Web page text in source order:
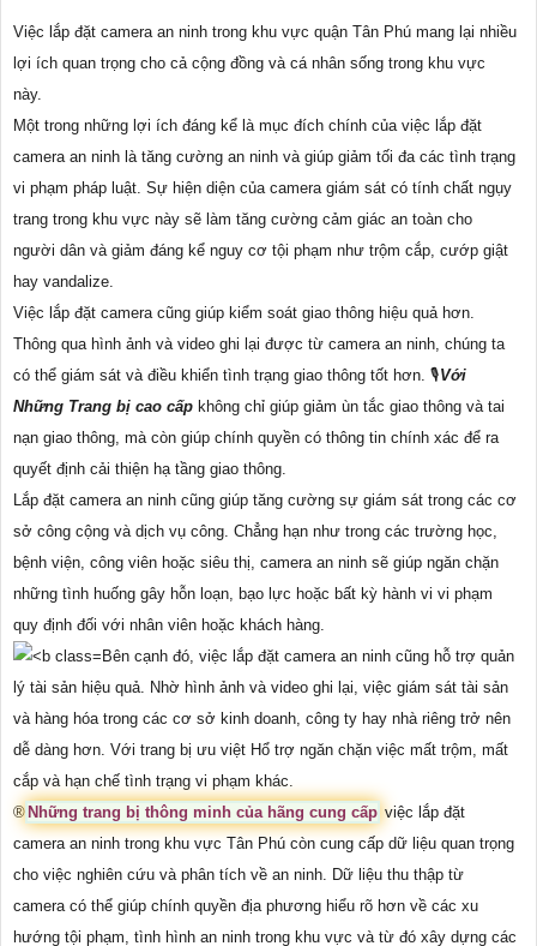
Việc lắp đặt camera an ninh trong khu vực quận Tân Phú mang lại nhiều
lợi ích quan trọng cho cả cộng đồng và cá nhân sống trong khu vực
này.
Một trong những lợi ích đáng kể là mục đích chính của việc lắp đặt
camera an ninh là tăng cường an ninh và giúp giảm tối đa các tình trạng
vi phạm pháp luật. Sự hiện diện của camera giám sát có tính chất ngụy
trang trong khu vực này sẽ làm tăng cường cảm giác an toàn cho
người dân và giảm đáng kể nguy cơ tội phạm như trộm cắp, cướp giật
hay vandalize.
Việc lắp đặt camera cũng giúp kiểm soát giao thông hiệu quả hơn.
Thông qua hình ảnh và video ghi lại được từ camera an ninh, chúng ta
có thể giám sát và điều khiển tình trạng giao thông tốt hơn. 🎙Với
Những Trang bị cao cấp không chỉ giúp giảm ùn tắc giao thông và tai
nạn giao thông, mà còn giúp chính quyền có thông tin chính xác để ra
quyết định cải thiện hạ tầng giao thông.
Lắp đặt camera an ninh cũng giúp tăng cường sự giám sát trong các cơ
sở công cộng và dịch vụ công. Chẳng hạn như trong các trường học,
bệnh viện, công viên hoặc siêu thị, camera an ninh sẽ giúp ngăn chặn
những tình huống gây hỗn loạn, bạo lực hoặc bất kỳ hành vi vi phạm
quy định đối với nhân viên hoặc khách hàng.
Bên cạnh đó, việc lắp đặt camera an ninh cũng hỗ trợ quản
lý tài sản hiệu quả. Nhờ hình ảnh và video ghi lại, việc giám sát tài sản
và hàng hóa trong các cơ sở kinh doanh, công ty hay nhà riêng trở nên
dễ dàng hơn. Với trang bị ưu việt Hổ trợ ngăn chặn việc mất trộm, mất
cắp và hạn chế tình trạng vi phạm khác.
®️ Những trang bị thông minh của hãng cung cấp việc lắp đặt
camera an ninh trong khu vực Tân Phú còn cung cấp dữ liệu quan trọng
cho việc nghiên cứu và phân tích về an ninh. Dữ liệu thu thập từ
camera có thể giúp chính quyền địa phương hiểu rõ hơn về các xu
hướng tội phạm, tình hình an ninh trong khu vực và từ đó xây dựng các